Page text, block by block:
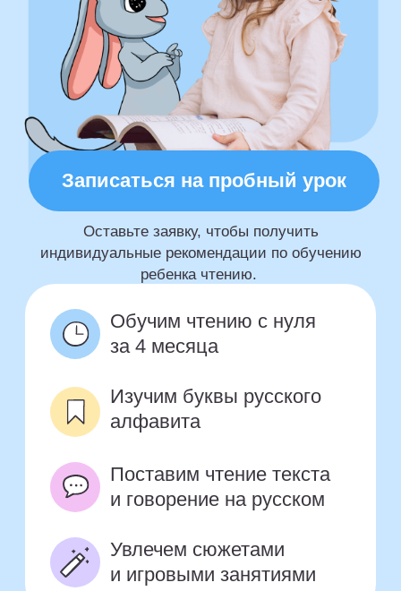
Обучим чтению с нуля
за 4 месяца
Изучим буквы русского
алфавита
Поставим чтение текста
Увлечем сюжетами
и игровыми занятиями
Оставьте заявку, чтобы получить
индивидуальные рекомендации по обучению
ребенка чтению.
Почему нам
доверяют обучение
детей чтению
более 3000
родителей?